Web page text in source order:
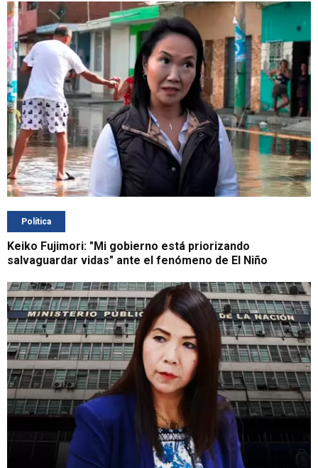
Política
Keiko Fujimori: "Mi gobierno está priorizando
salvaguardar vidas" ante el fenómeno de El Niño